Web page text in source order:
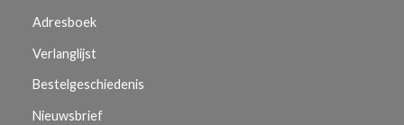
Adresboek
Verlanglijst
Bestelgeschiedenis
Nieuwsbrief